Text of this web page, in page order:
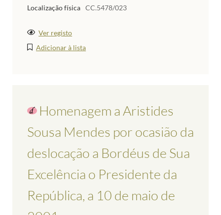
Localização física CC.5478/023
Ver registo
Adicionar à lista
Homenagem a Aristides
Sousa Mendes por ocasião da
deslocação a Bordéus de Sua
Excelência o Presidente da
República, a 10 de maio de